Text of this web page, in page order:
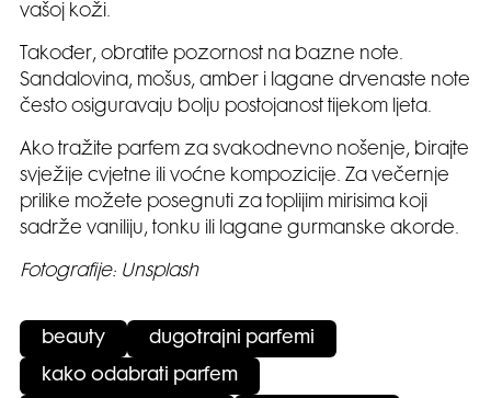
vašoj koži.
Također, obratite pozornost na bazne note.
Sandalovina, mošus, amber i lagane drvenaste note
često osiguravaju bolju postojanost tijekom ljeta.
Ako tražite parfem za svakodnevno nošenje, birajte
svježije cvjetne ili voćne kompozicije. Za večernje
prilike možete posegnuti za toplijim mirisima koji
sadrže vaniliju, tonku ili lagane gurmanske akorde.
Fotografije: Unsplash
beauty dugotrajni parfemi
kako odabrati parfem